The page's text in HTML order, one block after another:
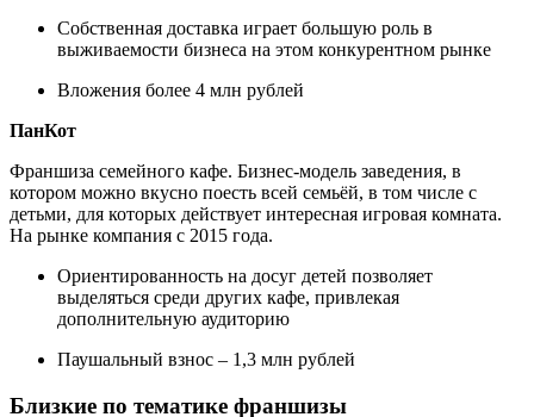
Собственная доставка играет большую роль в
выживаемости бизнеса на этом конкурентном рынке
Вложения более 4 млн рублей
ПанКот
Франшиза семейного кафе. Бизнес-модель заведения, в
котором можно вкусно поесть всей семьёй, в том числе с
детьми, для которых действует интересная игровая комната.
На рынке компания с 2015 года.
Ориентированность на досуг детей позволяет
выделяться среди других кафе, привлекая
дополнительную аудиторию
Паушальный взнос – 1,3 млн рублей
Близкие по тематике франшизы